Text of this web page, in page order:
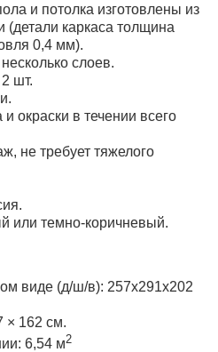
и потолка изготовлены из
(детали каркаса толщина
0,4 мм).
слоев.
шт.
окраски в течении всего
не требует тяжелого
или темно-коричневый.
виде (д/ш/в): 257х291х202
× 162 см.
6,54 м2